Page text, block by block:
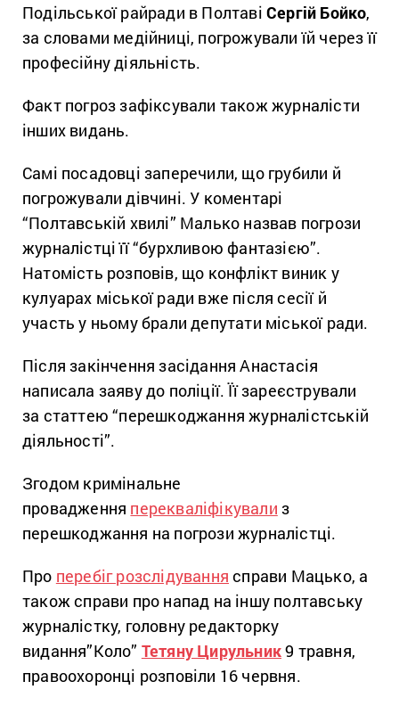
Подільської райради в Полтаві Сергій Бойко,
за словами медійниці, погрожували їй через її
професійну діяльність.
Факт погроз зафіксували також журналісти
інших видань.
Самі посадовці заперечили, що грубили й
погрожували дівчині. У коментарі
“Полтавській хвилі” Малько назвав погрози
журналістці її “бурхливою фантазією”.
Натомість розповів, що конфлікт виник у
кулуарах міської ради вже після сесії й
участь у ньому брали депутати міської ради.
Після закінчення засідання Анастасія
написала заяву до поліції. Її зареєстрували
за статтею “перешкоджання журналістській
діяльності”.
Згодом кримінальне
провадження перекваліфікували з
перешкоджання на погрози журналістці.
Про перебіг розслідування справи Мацько, а
також справи про напад на іншу полтавську
журналістку, головну редакторку
видання”Коло” Тетяну Цирульник9 травня,
правоохоронці розповіли 16 червня.